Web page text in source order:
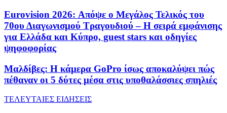
Eurovision 2026: Απόψε ο Μεγάλος Τελικός του
70ου Διαγωνισμού Τραγουδιού – Η σειρά εμφάνισης
για Ελλάδα και Κύπρο, guest stars και οδηγίες
ψηφοφορίας
Μαλδίβες: Η κάμερα GoPro ίσως αποκαλύψει πώς
πέθαναν οι 5 δύτες μέσα στις υποθαλάσσιες σπηλιές
ΤΕΛΕΥΤΑΙΕΣ ΕΙΔΗΣΕΙΣ